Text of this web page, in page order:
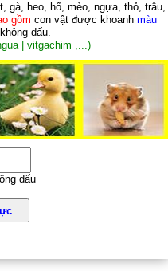
gà, heo, hổ, mèo, ngựa, thỏ, trâu,
gồm con vật được khoanh màu
dấu.
| vitgachim ,...)
dấu